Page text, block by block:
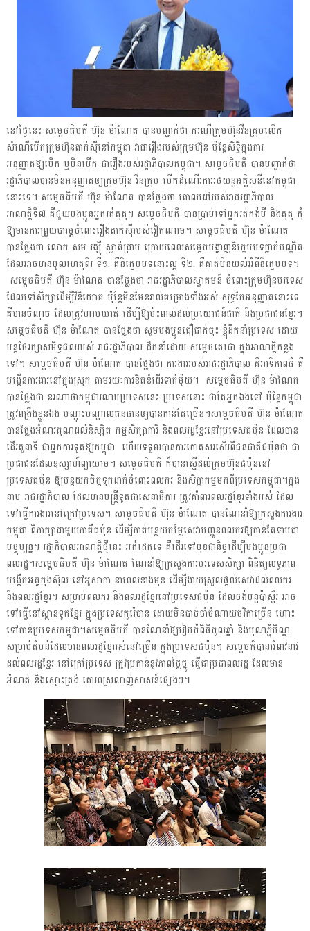
នៅថ្ងៃនេះ សម្តេចធិបតី ហ៊ុន ម៉ាណែត បានបញ្ជាក់ថា ករណីក្រុមហ៊ុនវីនគ្រុបលើក
សំណើបើកក្រុមហ៊ុនតាក់ស៊ីនៅកម្ពុជា វាជារឿងរបស់ក្រុមហ៊ុន ប៉ុន្តែសិទ្ធិក្នុងការ
អនុញ្ញាតឱ្យបើក ឬមិនបើក ជារឿងរបស់រដ្ឋាភិបាលកម្ពុជា។ សម្តេចធិបតី បានបញ្ជាក់ថា
រដ្ឋាភិបាលបានមិនអនុញ្ញាតឲ្យក្រុមហ៊ុន វីនគ្រុប បើកដំណើរការរថយន្តអគ្គិសនីនៅកម្ពុជា
នោះទេ។ សម្តេចធិបតី ហ៊ុន ម៉ាណែត បានថ្លែងថា គោលដៅរបស់រាជរដ្ឋាភិបាល
អាណត្តិទី៧ គឺជួយបងប្អូនអ្នករត់តុតុ។ សម្តេចធិបតី បានប្រាប់ទៅអ្នករត់កង់បី និងតុតុ កុំ
ឱ្យមានការព្រួយបារម្ភចំពោះរឿងតាក់ស៊ីរបស់វៀតណាម។ សម្តេចធិបតី ហ៊ុន ម៉ាណែត
បានថ្លែងថា លោក សម រង្ស៉ី ស្ងាត់ជ្រាប ក្រោយពេលសម្តេចបង្ហាញនិក្ខេបបទថ្នាក់បណ្ឌិត
ដែលអាចមានមូលហេតុពីរ ទី១. គឺនិក្ខេបបទនោះល្អ ទី២. គឺគាត់មិនយល់អំពីនិក្ខេបបទ។
សម្តេចធិបតី ហ៊ុន ម៉ាណែត បានថ្លែងថា រាជរដ្ឋាភិបាលស្វាគមន៍ ចំពោះក្រុមហ៊ុនបរទេស
ដែលទៅសិក្សាដើម្បីវិនិយោគ ប៉ុន្តែមិនមែនរាល់គម្រោងទាំងអស់ សុទ្ធតែអនុញ្ញាតនោះទេ
គឺមានចំណុច ដែលត្រូវហាមឃាត់ ដើម្បីឱ្យប៉ះពាល់ដល់ប្រយោជន៍ជាតិ និងប្រជាជនខ្មែរ។
សម្តេចធិបតី ហ៊ុន ម៉ាណែត បានថ្លែងថា សូមបងប្អូនជឿជាក់ចុះ ខ្ញុំដឹកនាំប្រទេស ដោយ
បន្តថែរក្សាសមិទ្ធផលរបស់ រាជរដ្ឋាភិបាល ដឹកនាំដោយ សម្តេចតេជោ ក្នុងអាណត្តិកន្លង
ទៅ។ សម្តេចធិបតី ហ៊ុន ម៉ាណែត បានថ្លែងថា ការងាររបស់រាជរដ្ឋាភិបាល គឺអាទិភាពធំ គឺ
បង្កើនការងារនៅក្នុងស្រុក តាមរយៈការខិតខំដើរទាក់ម៉ូយ។ សម្តេចធិបតី ហ៊ុន ម៉ាណែត
បានថ្លែងថា នរណាថាកម្ពុជារណបប្រទេសនេះ ប្រទេសនោះ ថាតែអ្នកឯងទៅ ប៉ុន្តែកម្ពុជា
ត្រូវពង្រឹងខ្លួនឯង បណ្តុះបណ្តាលធនធានឲ្យបានកាន់តែច្រើន។សម្តេចធិបតី ហ៊ុន ម៉ាណែត
បានថ្លែងអំណរគុណដល់និស្សិត កម្មសិក្សាការី និងពលរដ្ឋខ្មែរនៅប្រទេសជប៉ុន ដែលបាន
ដើរតួនាទី ជាអ្នកការទូតឱ្យកម្ពុជា ហើយទទួលបានការកោតសរសើរពីជនជាតិជប៉ុនថា ជា
ប្រជាជនដែលឧស្សាហ៍ព្យាយាម។ សម្តេចធិបតី ក៏បានស្នើដល់ក្រុមហ៊ុនជប៉ុននៅ
ប្រទេសជប៉ុន ឱ្យបន្តយកចិត្តទុកដាក់ចំពោះពលករ និងសិក្ខាកម្មមកពីប្រទេសកម្ពុជា។ក្នុង
នាម រាជរដ្ឋាភិបាល ដែលមានមន្ត្រីទូតជាសេនាធិការ ត្រូវគាំពារពលរដ្ឋខ្មែរទាំងអស់ ដែល
ទៅធ្វើការងារនៅក្រៅប្រទេស។ សម្តេចធិបតី ហ៊ុន ម៉ាណែត បានណែនាំឱ្យក្រសួងការងារ
កម្ពុជា ពិភាក្សាជាមួយភាគីជប៉ុន ដើម្បីកាត់បន្ថយតម្លៃសេវាបញ្ជូនពលករឱ្យកាន់តែទាបជា
បច្ចុប្បន្ន។ រដ្ឋាភិបាលអាណត្តិថ្មីនេះ អត់ដេកទេ គឺដើរទៅមុខជានិច្ចដើម្បីបងប្អូនប្រជា
ពលរដ្ឋ។សម្តេចធិបតី ហ៊ុន ម៉ាណែត ណែនាំឱ្យក្រសួងការបរទេសសិក្សា ពិនិត្យលទ្ធភាព
បង្កើតអគ្គកុងស៊ុល នៅអូសាកា នាពេលខាងមុខ ដើម្បីងាយស្រួលផ្តល់សេវាដល់ពលករ
និងពលរដ្ឋខ្មែរ។ សម្រាប់ពលករ និងពលរដ្ឋខ្មែរនៅប្រទេសជប៉ុន ដែលចង់បន្តប៉ាស្ព័រ អាច
ទៅធ្វើនៅស្ថានទូតខ្មែរ ក្នុងប្រទេសកូរ៉េបាន ដោយមិនបាច់ចាំចំណាយថវិកាច្រើន ហោះ
ទៅកាន់ប្រទេសកម្ពុជា។សម្តេចធិបតី បានណែនាំឱ្យរៀបចំពិធីចូលឆ្នាំ និងបុណភ្ជុំបិណ្ឌ
សម្រាប់តំបន់ដែលមានពលរដ្ឋខ្មែររស់នៅច្រើន ក្នុងប្រទេសជប៉ុន។ សម្តេចក៏បានអំពាវនាវ
ដល់ពលរដ្ឋខ្មែរ នៅក្រៅប្រទេស ត្រូវប្រកាន់នូវភាពថ្លៃថ្នូ ធ្វើជាប្រជាពលរដ្ឋ ដែលមាន
អំណត់ និងស្មោះត្រង់ គោរពស្រលាញ់សាសន៍ផ្សេងៗ៕